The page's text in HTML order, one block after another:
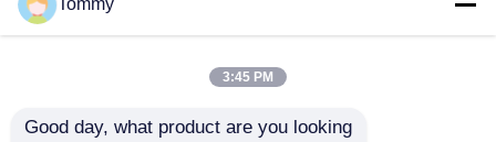
Offerte Aanvragen
Tommy
3:45 PM
Good day, what product are you looking